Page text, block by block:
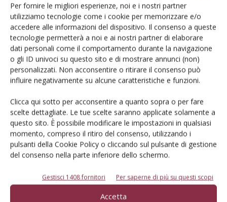
Per fornire le migliori esperienze, noi e i nostri partner
utilizziamo tecnologie come i cookie per memorizzare e/o
accedere alle informazioni del dispositivo. Il consenso a queste
tecnologie permetterà a noi e ai nostri partner di elaborare
dati personali come il comportamento durante la navigazione
o gli ID univoci su questo sito e di mostrare annunci (non)
personalizzati. Non acconsentire o ritirare il consenso può
influire negativamente su alcune caratteristiche e funzioni.
Clicca qui sotto per acconsentire a quanto sopra o per fare
scelte dettagliate. Le tue scelte saranno applicate solamente a
questo sito. È possibile modificare le impostazioni in qualsiasi
momento, compreso il ritiro del consenso, utilizzando i
pulsanti della Cookie Policy o cliccando sul pulsante di gestione
del consenso nella parte inferiore dello schermo.
Gestisci 1408 fornitori Per saperne di più su questi scopi
Accetta
Il Contoterzista
Transizione 5.0, doccia fredda per gli
esodati
2026 in crescita